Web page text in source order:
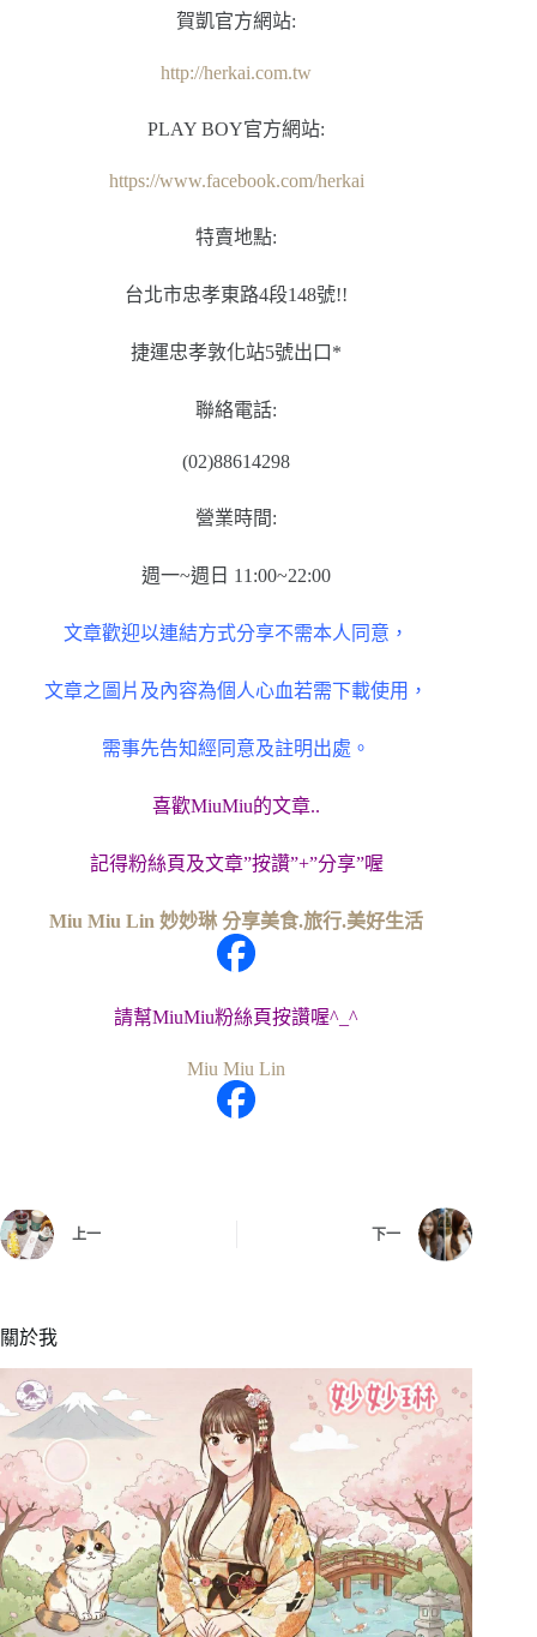
賀凱官方網站:
http://herkai.com.tw
PLAY BOY官方網站:
https://www.facebook.com/herkai
特賣地點:
台北市忠孝東路4段148號!!
捷運忠孝敦化站5號出口*
聯絡電話:
(02)88614298
營業時間:
週一~週日 11:00~22:00
文章歡迎以連結方式分享不需本人同意，
文章之圖片及內容為個人心血若需下載使用，
需事先告知經同意及註明出處。
喜歡MiuMiu的文章..
記得粉絲頁及文章”按讚”+”分享”喔
Miu Miu Lin 妙妙琳 分享美食.旅行.美好生活
請幫MiuMiu粉絲頁按讚喔^_^
Miu Miu Lin
上一 下一
關於我